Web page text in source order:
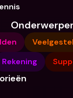
Rekening